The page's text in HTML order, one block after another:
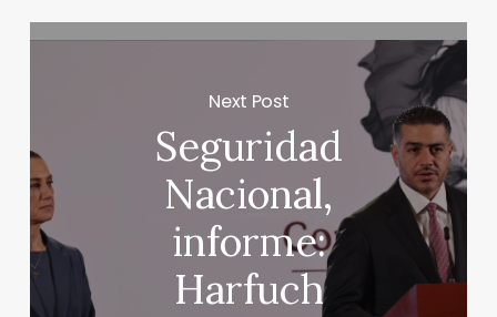
Next Post
Seguridad
Nacional,
informe:
Harfuch